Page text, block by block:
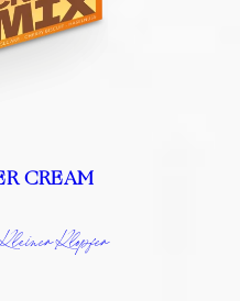
CREAM
Kleiner Klopfer